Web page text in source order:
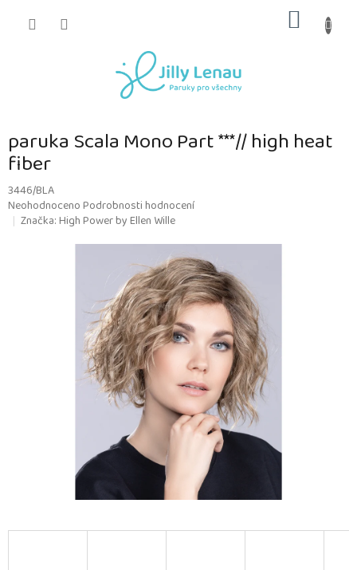
KOŠÍK
paruka Scala Mono Part ***// high heat
fiber
3446/BLA
Průměrné
hodnocení
NeohodnocenoPodrobnosti hodnocení
Značka:High Power by Ellen Wille